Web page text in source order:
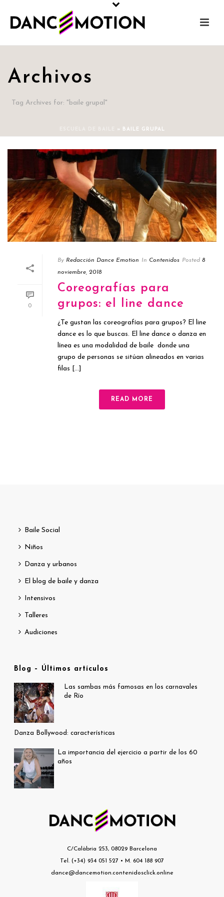
Archivos
Tag Archives for: "baile grupal"
» BAILE GRUPAL
0
By Redacción Dance Emotion In Contenidos Posted 8
noviembre, 2018
Coreografías para
grupos: el line dance
¿Te gustan las coreografías para grupos? El line
dance es lo que buscas. El line dance o danza en
línea es una modalidad de baile donde una
grupo de personas se sitúan alineados en varias
filas [...]
READ MORE
Baile Social
Niños
Danza y urbanos
El blog de baile y danza
Intensivos
Talleres
Audiciones
Blog – Últimos artículos
Las sambas más famosas en los carnavales
de Río
Danza Bollywood: características
La importancia del ejercicio a partir de los 60
años
C/Calàbria 253, 08029 Barcelona
Tel. (+34) 934 051 527 • M. 604 188 907
dance@dancemotion.contenidosclick.online